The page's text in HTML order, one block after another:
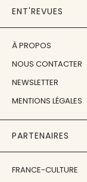
ENT'REVUES
À PROPOS
NOUS CONTACTER
NEWSLETTER
MENTIONS LÉGALES
PARTENAIRES
FRANCE-CULTURE